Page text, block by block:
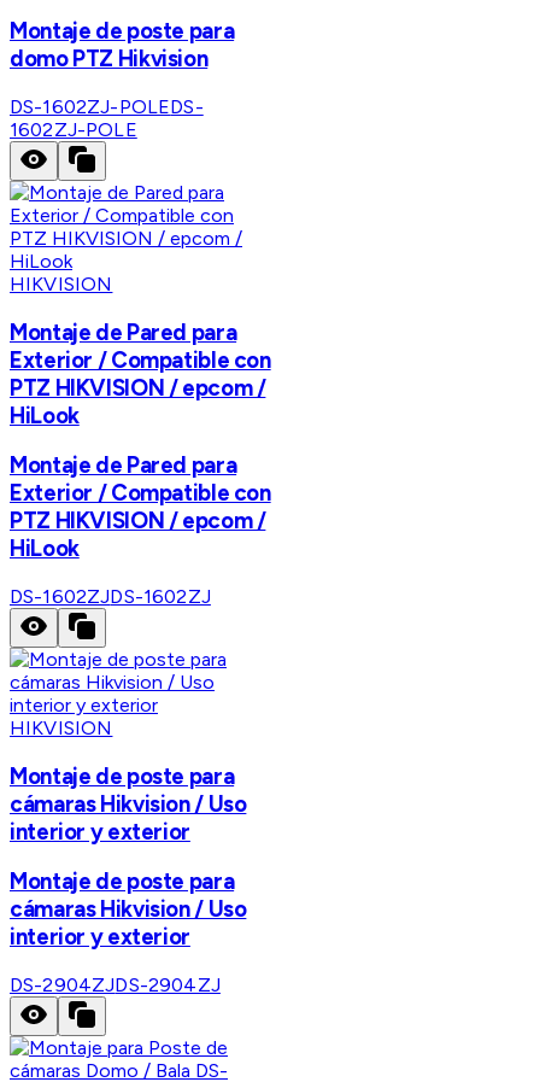
Montaje de poste para
domo PTZ Hikvision
DS-1602ZJ-POLEDS-
1602ZJ-POLE
HIKVISION
Montaje de Pared para
Exterior / Compatible con
PTZ HIKVISION / epcom /
HiLook
Montaje de Pared para
Exterior / Compatible con
PTZ HIKVISION / epcom /
HiLook
DS-1602ZJDS-1602ZJ
HIKVISION
Montaje de poste para
cámaras Hikvision / Uso
interior y exterior
Montaje de poste para
cámaras Hikvision / Uso
interior y exterior
DS-2904ZJDS-2904ZJ